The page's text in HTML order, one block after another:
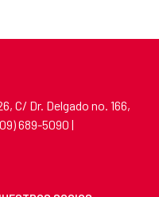
C/ Dr. Delgado no. 166,
689-5090 |